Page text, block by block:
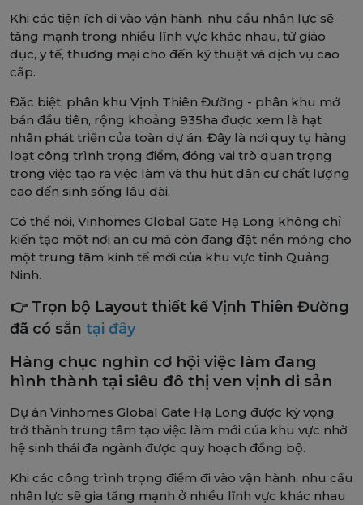
Khi các tiện ích đi vào vận hành, nhu cầu nhân lực sẽ
tăng mạnh trong nhiều lĩnh vực khác nhau, từ giáo
dục, y tế, thương mại cho đến kỹ thuật và dịch vụ cao
cấp.
Đặc biệt, phân khu Vịnh Thiên Đường - phân khu mở
bán đầu tiên, rộng khoảng 935ha được xem là hạt
nhân phát triển của toàn dự án. Đây là nơi quy tụ hàng
loạt công trình trọng điểm, đóng vai trò quan trọng
trong việc tạo ra việc làm và thu hút dân cư chất lượng
cao đến sinh sống lâu dài.
Có thể nói, Vinhomes Global Gate Hạ Long không chỉ
kiến tạo một nơi an cư mà còn đang đặt nền móng cho
một trung tâm kinh tế mới của khu vực tỉnh Quảng
Ninh.
👉 Trọn bộ Layout thiết kế Vịnh Thiên Đường
đã có sẵn tại đây
Hàng chục nghìn cơ hội việc làm đang
hình thành tại siêu đô thị ven vịnh di sản
Dự án Vinhomes Global Gate Hạ Long được kỳ vọng
trở thành trung tâm tạo việc làm mới của khu vực nhờ
hệ sinh thái đa ngành được quy hoạch đồng bộ.
Khi các công trình trọng điểm đi vào vận hành, nhu cầu
nhân lực sẽ gia tăng mạnh ở nhiều lĩnh vực khác nhau